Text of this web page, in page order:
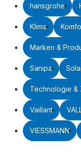
hansgrohe
Klima
Marken &
Sanipa
Technologie &
Vaillant
VIESSMANN